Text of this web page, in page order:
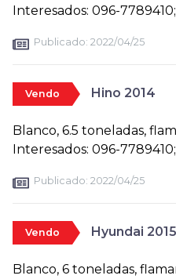
Interesados: 096-
Publicado: 2022/04/25
Vendo Hino 2014
Blanco, 6.5 toneladas,
Interesados: 096-
Publicado: 2022/04/25
Vendo Hyundai 2015
Blanco, 6 toneladas,